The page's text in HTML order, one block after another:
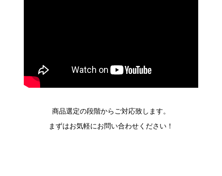
商品選定の段階からご対応致します。
まずはお気軽にお問い合わせください！